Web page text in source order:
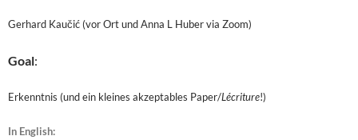
Gerhard Kaučić (vor Ort und Anna L Huber via Zoom)
Goal:
Erkenntnis (und ein kleines akzeptables Paper/Lécriture!)
In English: